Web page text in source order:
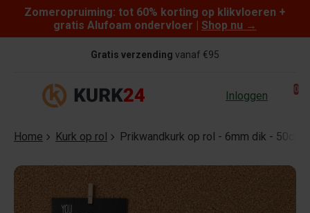
Skip to content
Zomeropruiming: tot 60% korting op klikvloeren +
gratis Alufoam ondervloer | Shop nu →
Gratis verzending vanaf €95
Inloggen 0
Home Kurk op rol Prikwandkurk op rol - 6mm dik - 50cm